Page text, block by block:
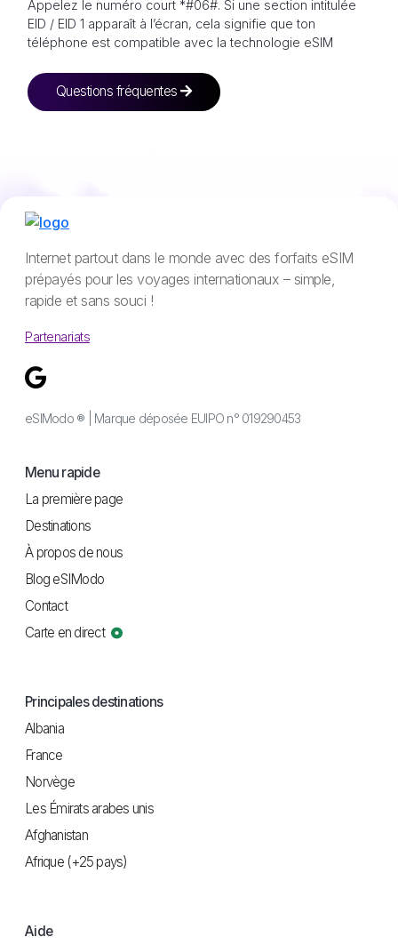
Appelez le numéro court *#06#. Si une section intitulée
EID / EID 1 apparaît à l’écran, cela signifie que ton
téléphone est compatible avec la technologie eSIM
Questions fréquentes
Internet partout dans le monde avec des forfaits eSIM
prépayés pour les voyages internationaux – simple,
rapide et sans souci !
Partenariats
eSIModo ® | Marque déposée EUIPO n° 019290453
Menu rapide
La première page
Destinations
À propos de nous
Blog eSIModo
Contact
Carte en direct
Principales destinations
Albania
France
Norvège
Les Émirats arabes unis
Afghanistan
Afrique (+25 pays)
Aide